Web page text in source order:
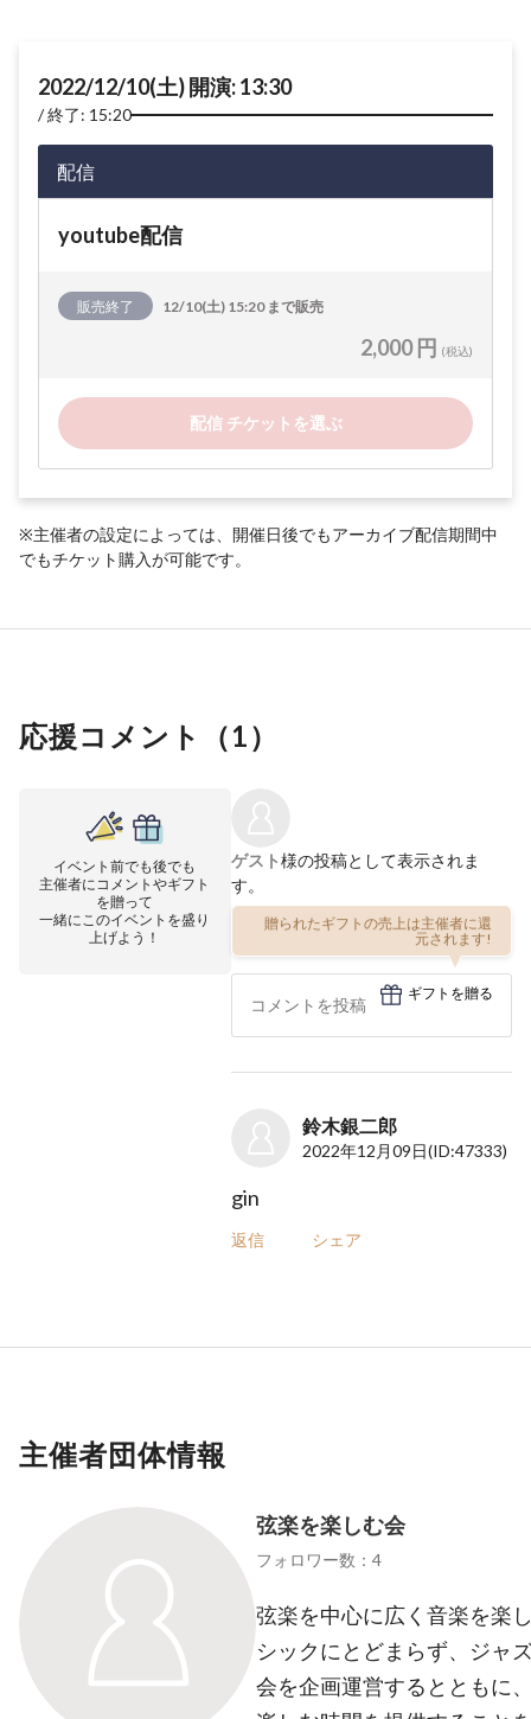
2022/12/10(土) 開演: 13:30
終了: 15:20
配信
youtube配信
販売終了 12/10(土) 15:20 まで販売
2,000 円 (税込)
配信 チケットを選ぶ
※主催者の設定によっては、開催日後でもアーカイブ配信期間中
でもチケット購入が可能です。
応援コメント（1）
イベント前でも後でも
主催者にコメントやギフト
を贈って
一緒にこのイベントを盛り
上げよう！
ゲスト様の投稿として表示されま
す。
贈られたギフトの売上は主催者に還
元されます!
ギフトを贈る
鈴木銀二郎
2022年12月09日(ID:47333)
gin
返信 シェア
主催者団体情報
弦楽を楽しむ会
フォロワー数：4
弦楽を中心に広く音楽を楽
シックにとどまらず、ジャ
会を企画運営するとともに